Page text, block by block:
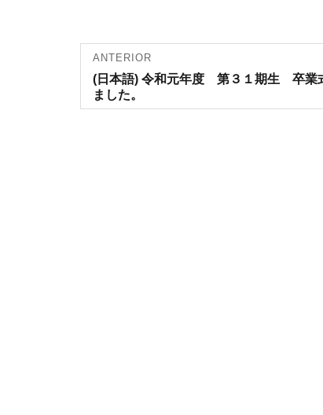
Navegación
de entradas
ANTERIOR
Entrada
anterior:
(日本語) 令和元年度 第３１期生 卒業
ました。